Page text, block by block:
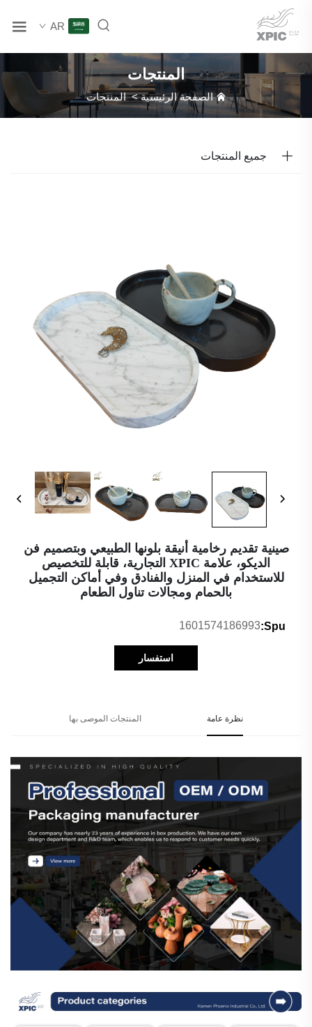
AR
المنتجات
الصفحة الرئيسية>المنتجات
جميع المنتجات
صينية تقديم رخامية أنيقة بلونها الطبيعي وبتصميم فن
الديكو، علامة XPIC التجارية، قابلة للتخصيص
للاستخدام في المنزل والفنادق وفي أماكن التجميل
بالحمام ومجالات تناول الطعام
Spu:
1601574186993
استفسار
نظرة عامة المنتجات الموصى بها